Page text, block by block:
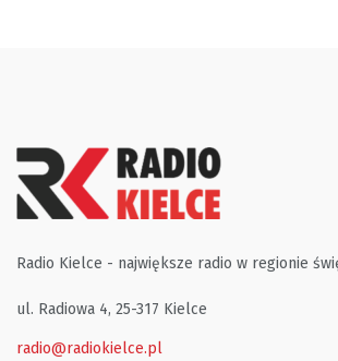
Radio Kielce - największe radio w regionie
ul. Radiowa 4, 25-317 Kielce
radio@radiokielce.pl